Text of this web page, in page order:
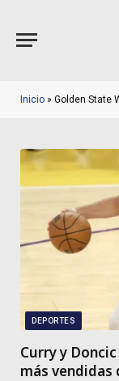
Inicio » Golden State
DEPORTES
Curry y
más vendidas